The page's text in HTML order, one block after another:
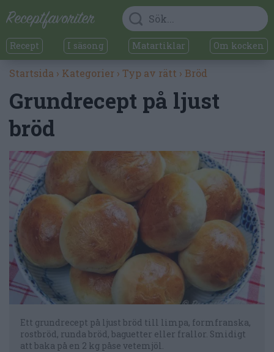
Recept I säsong Matartiklar Om kocken
Startsida › Kategorier › Typ av rätt › Bröd
Grundrecept på ljust
bröd
Ett grundrecept på ljust bröd till limpa, formfranska,
rostbröd, runda bröd, baguetter eller frallor. Smidigt
att baka på en 2 kg påse vetemjöl.